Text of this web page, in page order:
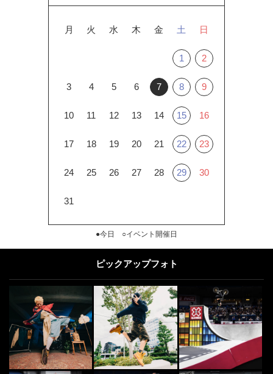
月 火 水 木 金 土 日
1 2
3 4 5 6 7 8 9
10 11 12 13 14 15 16
17 18 19 20 21 22 23
24 25 26 27 28 29 30
31
●今日 ○イベント開催日
ピックアップフォト